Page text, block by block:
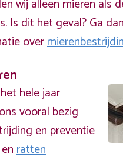
wij alleen mieren als
Is dit het geval? Ga
over
hele jaar
vooral bezig
en preventie
enratten